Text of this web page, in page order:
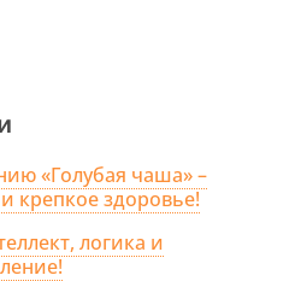
«Голубая чаша» –
крепкое здоровье!
логика и